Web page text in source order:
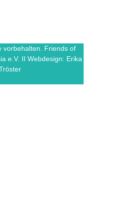
vorbehalten. Friends of
e.V. II Webdesign: Erika